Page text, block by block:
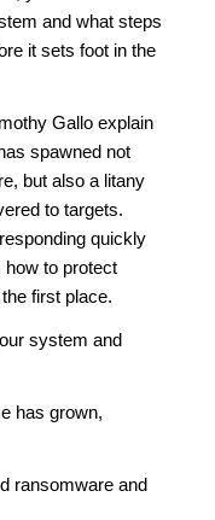
and what steps
it sets foot in the
Gallo explain
spawned not
but also a litany
to targets.
quickly
to protect
first place.
system and
has grown,
ransomware and